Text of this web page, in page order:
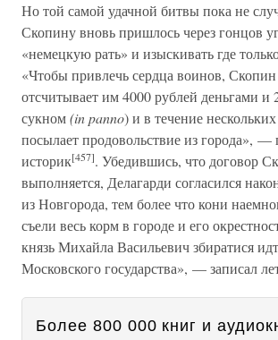
Но той самой удачной битвы пока не
Скопину вновь пришлось через гонцов
«немецкую рать» и изыскивать где
«Чтобы привлечь сердца воинов, Скопин
отсчитывает им 4000 рублей деньгами и
сукном(in panno) и в течение
посылает продовольствие из города»,
историк[457]. Убедившись, что договор
выполняется, Делагарди согласился
из Новгорода, тем более что кони
съели весь корм в городе и его
князь Михайла Васильевич збиратися
Московского государства», — записал
Более 800 000 книг и